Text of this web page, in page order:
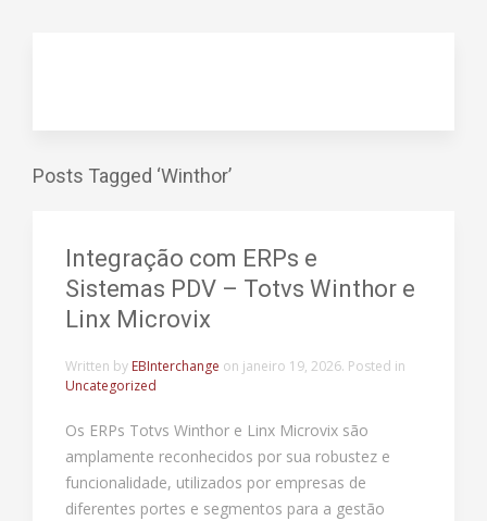
Posts Tagged ‘Winthor’
Integração com ERPs e
Sistemas PDV – Totvs Winthor e
Linx Microvix
Written by EBInterchange on janeiro 19, 2026. Posted in
Uncategorized
Os ERPs Totvs Winthor e Linx Microvix são
amplamente reconhecidos por sua robustez e
funcionalidade, utilizados por empresas de
diferentes portes e segmentos para a gestão